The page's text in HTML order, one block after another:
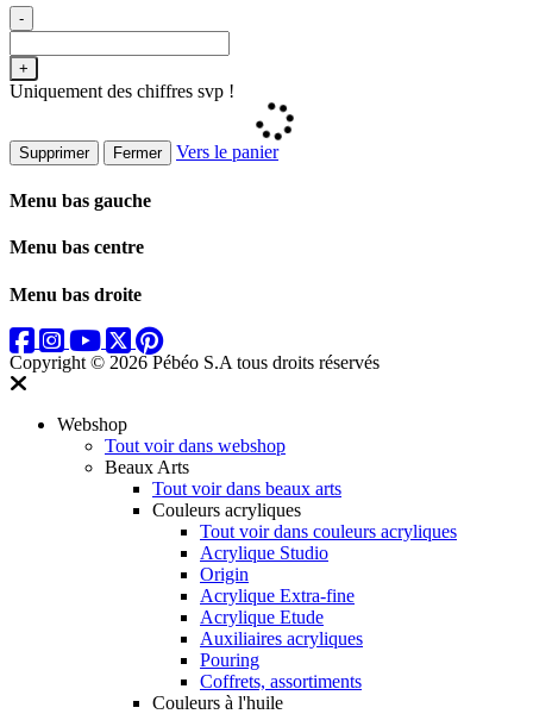
-
+
Uniquement des chiffres svp !
Supprimer Fermer Vers le panier
Menu bas gauche
Menu bas centre
Menu bas droite
Copyright © 2026 Pébéo S.A tous droits réservés
Webshop
Tout voir dans webshop
Beaux Arts
Tout voir dans beaux arts
Couleurs acryliques
Tout voir dans couleurs acryliques
Acrylique Studio
Origin
Acrylique Extra-fine
Acrylique Etude
Auxiliaires acryliques
Pouring
Coffrets, assortiments
Couleurs à l'huile